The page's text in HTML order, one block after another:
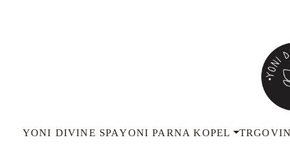
YONI DIVINE SPAYONI PARNA KOPEL